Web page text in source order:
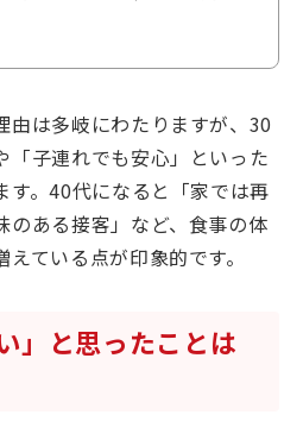
由は多岐にわたりますが、30
「子連れでも安心」といった
す。40代になると「家では再
のある接客」など、食事の体
ている点が印象的です。
」と思ったことは